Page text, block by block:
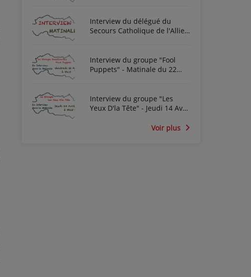
Interview du délégué du
Secours Catholique de l'Allier
Interview du groupe "Fool
Puppets" - Matinale du 22
Interview du groupe "Les
Yeux D'la Tête" - Jeudi 14 Avril
Voir plus